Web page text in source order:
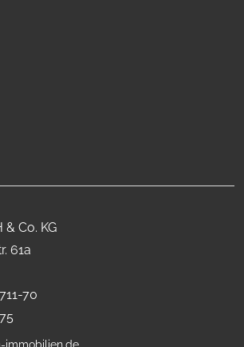
Co. KG
61a
70